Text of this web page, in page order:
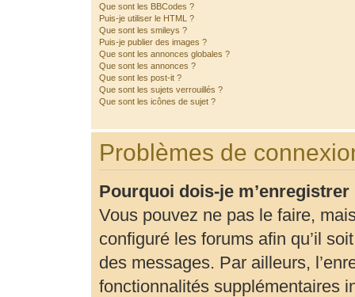
Que sont les BBCodes ?
Puis-je utiliser le HTML ?
Que sont les smileys ?
Puis-je publier des images ?
Que sont les annonces globales ?
Que sont les annonces ?
Que sont les post-it ?
Que sont les sujets verrouillés ?
Que sont les icônes de sujet ?
Problèmes de
Pourquoi dois-je m’enregistrer
Vous pouvez ne pas le faire,
configuré les forums afin qu’il
des messages. Par ailleurs,
fonctionnalités supplémentaires